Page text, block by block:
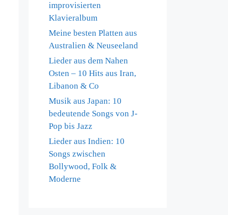
improvisierten
Klavieralbum
Meine besten Platten aus
Australien & Neuseeland
Lieder aus dem Nahen
Osten – 10 Hits aus Iran,
Libanon & Co
Musik aus Japan: 10
bedeutende Songs von J-
Pop bis Jazz
Lieder aus Indien: 10
Songs zwischen
Bollywood, Folk &
Moderne